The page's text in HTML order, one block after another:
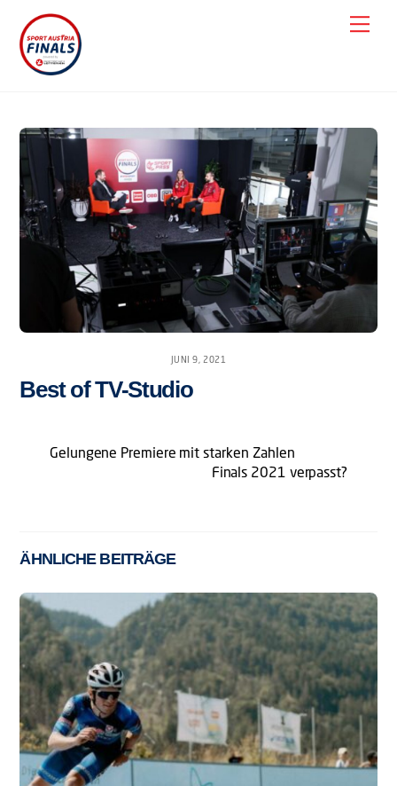
content
JUNI 9, 2021
Best of TV-Studio
Gelungene Premiere mit starken Zahlen
Finals 2021 verpasst?
ÄHNLICHE BEITRÄGE